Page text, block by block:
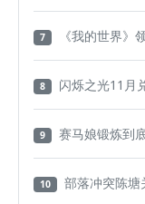
7 《我的世界》
8 闪烁之光11月
9 赛马娘锻炼到
10 部落冲突陈塘